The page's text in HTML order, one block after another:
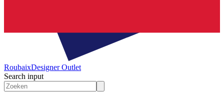
RoubaixDesigner Outlet
Search input